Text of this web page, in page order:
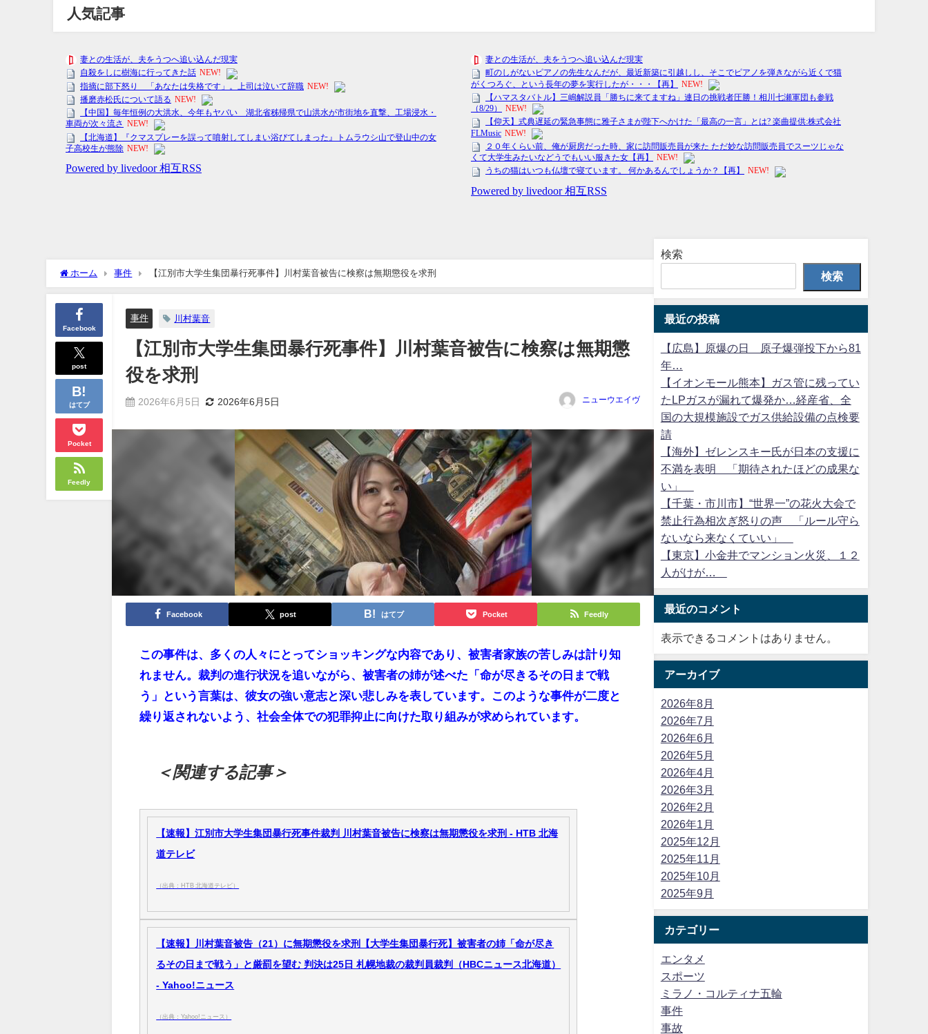
人気記事
ホーム 事件 【江別市大学生集団暴行死事件】川村葉音被告に検察は無期懲役を求刑
Facebook
post
はてブ
Pocket
Feedly
事件 川村葉音
【江別市大学生集団暴行死事件】川村葉音被告に検察は無期懲
役を求刑
2026年6月5日 2026年6月5日 ニューウエイヴ
Facebook post はてブ Pocket Feedly
この事件は、多くの人々にとってショッキングな内容であり、被害者家族の苦しみは計り知
れません。裁判の進行状況を追いながら、被害者の姉が述べた「命が尽きるその日まで戦
う」という言葉は、彼女の強い意志と深い悲しみを表しています。このような事件が二度と
繰り返されないよう、社会全体での犯罪抑止に向けた取り組みが求められています。
＜関連する記事＞
【速報】江別市大学生集団暴行死事件裁判 川村葉音被告に検察は無期懲役を求刑 - HTB 北海
道テレビ
（出典：HTB 北海道テレビ）
【速報】川村葉音被告（21）に無期懲役を求刑【大学生集団暴行死】被害者の姉「命が尽き
るその日まで戦う」と厳罰を望む 判決は25日 札幌地裁の裁判員裁判（HBCニュース北海道）
- Yahoo!ニュース
（出典：Yahoo!ニュース）
検索
検索
最近の投稿
【広島】原爆の日 原子爆弾投下から81
年…
【イオンモール熊本】ガス管に残ってい
たLPガスが漏れて爆発か…経産省、全
国の大規模施設でガス供給設備の点検要
請
【海外】ゼレンスキー氏が日本の支援に
不満を表明 「期待されたほどの成果な
い」
【千葉・市川市】“世界一”の花火大会で
禁止行為相次ぎ怒りの声 「ルール守ら
ないなら来なくていい」
【東京】小金井でマンション火災、１２
人がけが…
最近のコメント
表示できるコメントはありません。
アーカイブ
2026年8月
2026年7月
2026年6月
2026年5月
2026年4月
2026年3月
2026年2月
2026年1月
2025年12月
2025年11月
2025年10月
2025年9月
カテゴリー
エンタメ
スポーツ
ミラノ・コルティナ五輪
事件
事故